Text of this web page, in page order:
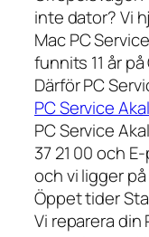
inte dator? Vi
Mac PC
funnits 11 år
Därför PC
PC Service
PC Service
37 21 00 och
och vi ligger
Öppet tider
Vi reparera din